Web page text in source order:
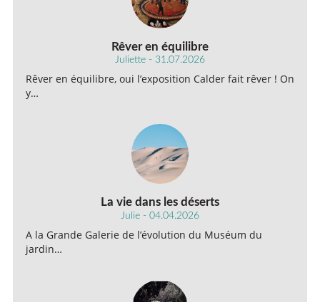
Rêver en équilibre
Juliette - 31.07.2026
Rêver en équilibre, oui l’exposition Calder fait rêver ! On
y…
La vie dans les déserts
Julie - 04.04.2026
A la Grande Galerie de l’évolution du Muséum du
jardin…